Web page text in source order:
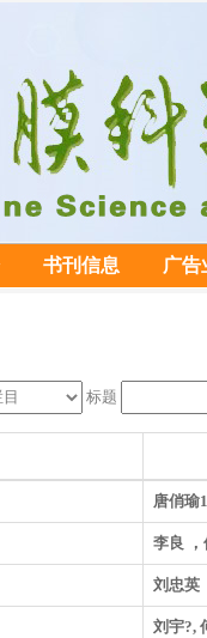
书刊信息 广告
标题
唐俏瑜
李良
刘忠英
刘宇?,